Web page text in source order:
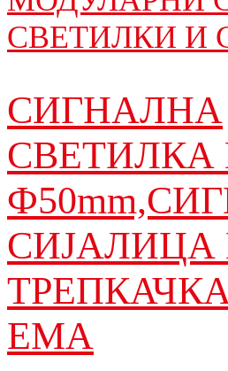
СВЕТИЛКИ И
СИГНАЛНА
СВЕТИЛКА
СИЈАЛИЦА
EMA